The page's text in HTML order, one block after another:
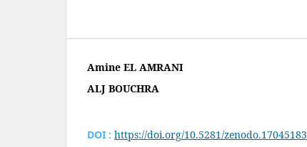
Amine EL AMRANI
ALJ BOUCHRA
DOI : https://doi.org/10.5281/zenodo.17045183